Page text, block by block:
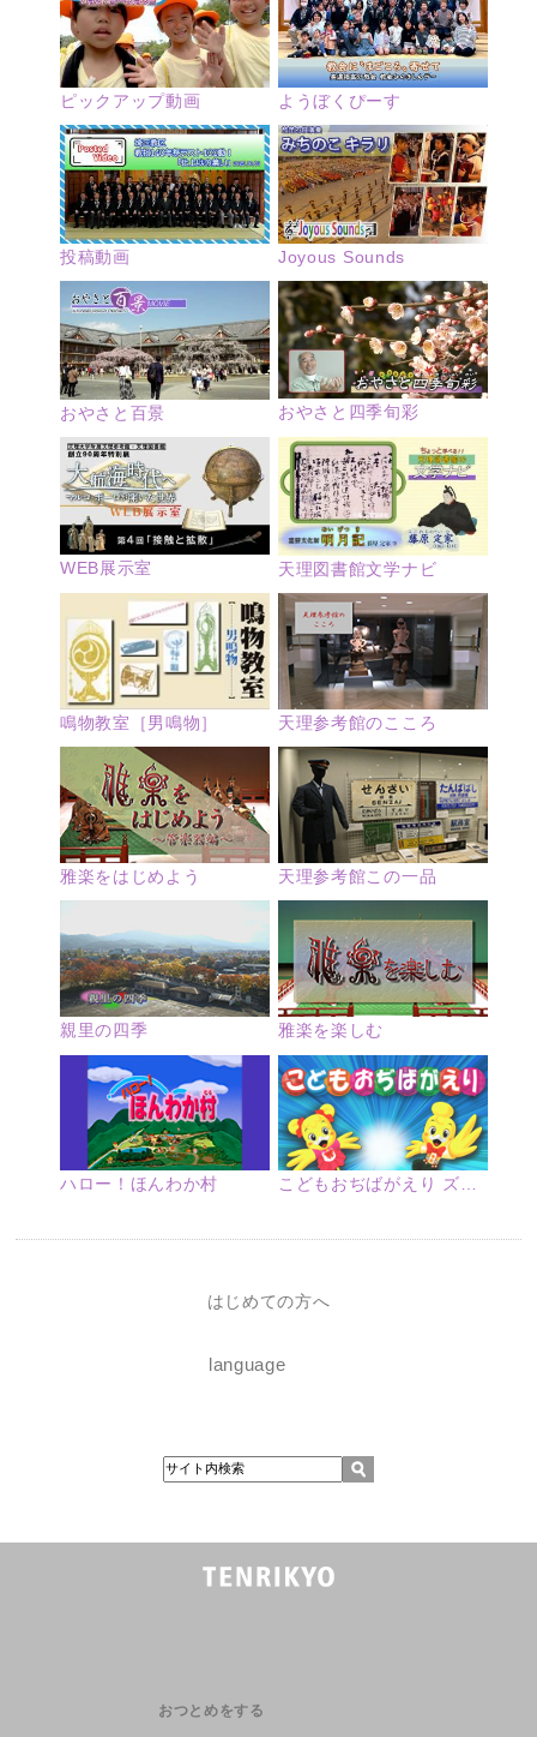
ピックアップ動画 ようぼくぴーす
投稿動画 Joyous Sounds
おやさと百景 おやさと四季旬彩
WEB展示室 天理図書館文学ナビ
鳴物教室［男鳴物］ 天理参考館のこころ
雅楽をはじめよう 天理参考館この一品
親里の四季 雅楽を楽しむ
ハロー！ほんわか村 こどもおぢばがえり ズームアップ
はじめての方へ
language
おつとめをする